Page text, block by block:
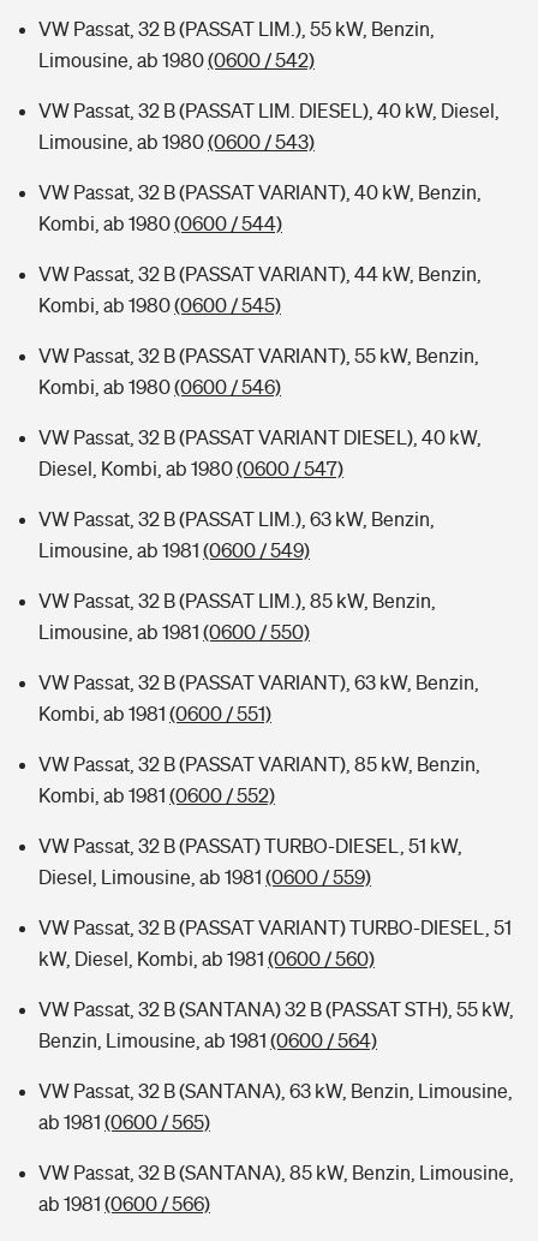
VW Passat, 32 B (PASSAT LIM.), 55 kW, Benzin,
Limousine, ab 1980(0600 / 542)
VW Passat, 32 B (PASSAT LIM. DIESEL), 40 kW, Diesel,
Limousine, ab 1980(0600 / 543)
VW Passat, 32 B (PASSAT VARIANT), 40 kW, Benzin,
Kombi, ab 1980(0600 / 544)
VW Passat, 32 B (PASSAT VARIANT), 44 kW, Benzin,
Kombi, ab 1980(0600 / 545)
VW Passat, 32 B (PASSAT VARIANT), 55 kW, Benzin,
Kombi, ab 1980(0600 / 546)
VW Passat, 32 B (PASSAT VARIANT DIESEL), 40 kW,
Diesel, Kombi, ab 1980(0600 / 547)
VW Passat, 32 B (PASSAT LIM.), 63 kW, Benzin,
Limousine, ab 1981 (0600 / 549)
VW Passat, 32 B (PASSAT LIM.), 85 kW, Benzin,
Limousine, ab 1981 (0600 / 550)
VW Passat, 32 B (PASSAT VARIANT), 63 kW, Benzin,
Kombi, ab 1981 (0600 / 551)
VW Passat, 32 B (PASSAT VARIANT), 85 kW, Benzin,
Kombi, ab 1981 (0600 / 552)
VW Passat, 32 B (PASSAT) TURBO-DIESEL, 51 kW,
Diesel, Limousine, ab 1981 (0600 / 559)
VW Passat, 32 B (PASSAT VARIANT) TURBO-DIESEL, 51
kW, Diesel, Kombi, ab 1981 (0600 / 560)
VW Passat, 32 B (SANTANA) 32 B (PASSAT STH), 55 kW,
Benzin, Limousine, ab 1981 (0600 / 564)
VW Passat, 32 B (SANTANA), 63 kW, Benzin, Limousine,
ab 1981 (0600 / 565)
VW Passat, 32 B (SANTANA), 85 kW, Benzin, Limousine,
ab 1981 (0600 / 566)